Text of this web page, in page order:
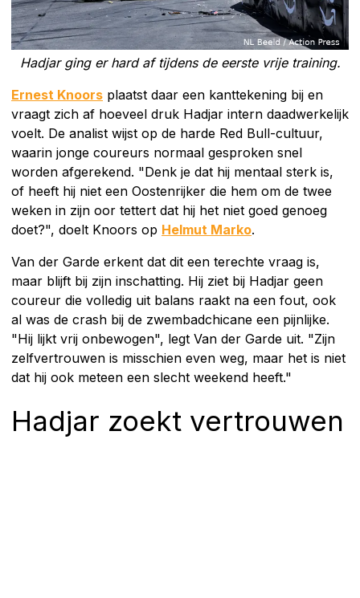
Hadjar ging er hard af tijdens de eerste vrije training.
Ernest Knoors plaatst daar een kanttekening bij en
vraagt zich af hoeveel druk Hadjar intern daadwerkelijk
voelt. De analist wijst op de harde Red Bull-cultuur,
waarin jonge coureurs normaal gesproken snel
worden afgerekend. "Denk je dat hij mentaal sterk is,
of heeft hij niet een Oostenrijker die hem om de twee
weken in zijn oor tettert dat hij het niet goed genoeg
doet?", doelt Knoors op Helmut Marko.
Van der Garde erkent dat dit een terechte vraag is,
maar blijft bij zijn inschatting. Hij ziet bij Hadjar geen
coureur die volledig uit balans raakt na een fout, ook
al was de crash bij de zwembadchicane een pijnlijke.
"Hij lijkt vrij onbewogen", legt Van der Garde uit. "Zijn
zelfvertrouwen is misschien even weg, maar het is niet
dat hij ook meteen een slecht weekend heeft."
Hadjar zoekt vertrouwen